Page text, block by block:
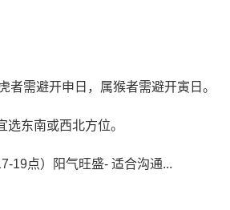
需避开申日，属猴者需避开寅日。
东南或西北方位。
19点）阳气旺盛- 适合沟通...